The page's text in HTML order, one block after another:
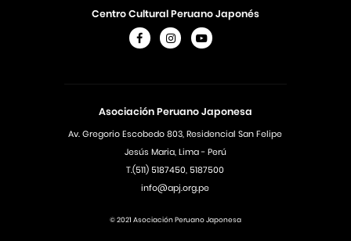
Asociación Peruano Japonesa
Av. Gregorio Escobedo 803, Residencial San Felipe
Jesús Maria, Lima - Perú
T.(511) 5187450, 5187500
info@apj.org.pe
Centro Cultural Peruano Japonés
© 2021 Asociación Peruano Japonesa